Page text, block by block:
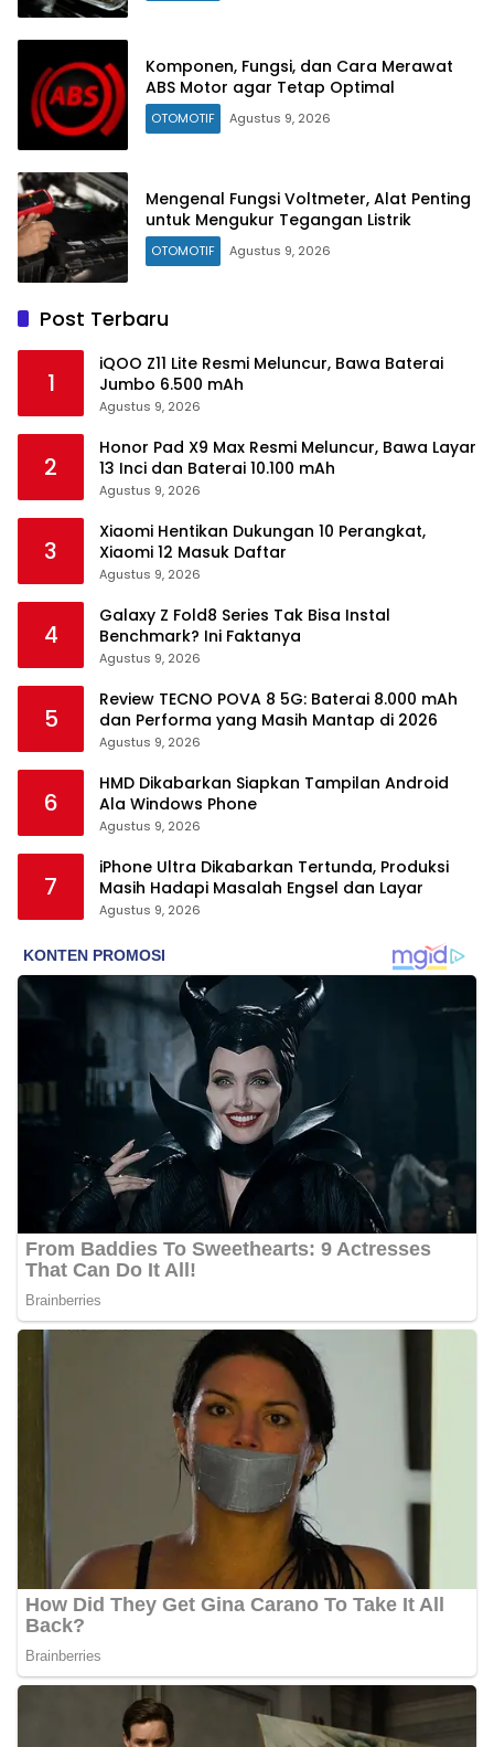
Komponen, Fungsi, dan Cara Merawat
ABS Motor agar Tetap Optimal
OTOMOTIF Agustus 9, 2026
Mengenal Fungsi Voltmeter, Alat Penting
untuk Mengukur Tegangan Listrik
OTOMOTIF Agustus 9, 2026
Post Terbaru
1
iQOO Z11 Lite Resmi Meluncur, Bawa Baterai
Jumbo 6.500 mAh
Agustus 9, 2026
2
Honor Pad X9 Max Resmi Meluncur, Bawa Layar
13 Inci dan Baterai 10.100 mAh
Agustus 9, 2026
3
Xiaomi Hentikan Dukungan 10 Perangkat,
Xiaomi 12 Masuk Daftar
Agustus 9, 2026
4
Galaxy Z Fold8 Series Tak Bisa Instal
Benchmark? Ini Faktanya
Agustus 9, 2026
5
Review TECNO POVA 8 5G: Baterai 8.000 mAh
dan Performa yang Masih Mantap di 2026
Agustus 9, 2026
6
HMD Dikabarkan Siapkan Tampilan Android
Ala Windows Phone
Agustus 9, 2026
7
iPhone Ultra Dikabarkan Tertunda, Produksi
Masih Hadapi Masalah Engsel dan Layar
Agustus 9, 2026